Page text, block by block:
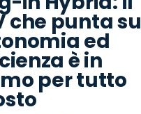
che punta su
ed
è in
per tutto